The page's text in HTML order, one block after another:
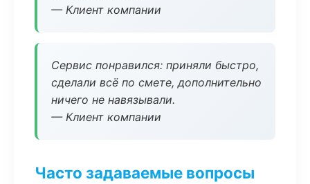
— Клиент компании
Сервис понравился: приняли быстро,
сделали всё по смете, дополнительно
ничего не навязывали.
— Клиент компании
Часто задаваемые вопросы